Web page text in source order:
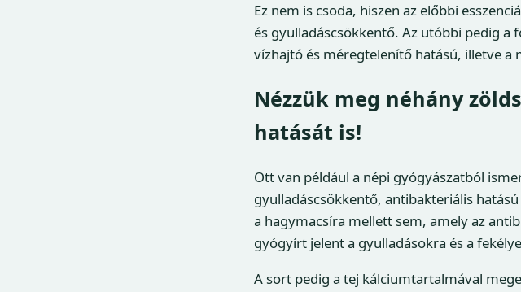
Ez nem is csoda, hiszen az előbbi
és gyulladáscsökkentő. Az utóbbi pedig
vízhajtó és méregtelenítő hatású, illetve a
Nézzük meg néhány
hatását is!
Ott van például a népi gyógyászatból
gyulladáscsökkentő, antibakteriális
a hagymacsíra mellett sem, amely az
gyógyírt jelent a gyulladásokra és a
A sort pedig a tej kálciumtartalmával